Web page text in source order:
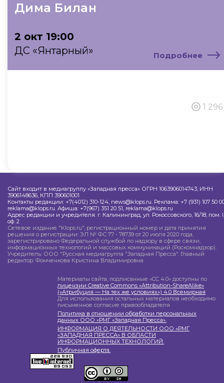
Подробнее
Дима Билан
2 окт 19:00
ДС «Янтарный»
1 296
Сайт входит в медиагруппу «Западная пресса» ОГРН 1063906014743, ИНН
3906148636, КПП 390601001
Контакты редакции: +7(4012) 310-124, news@klops.ru. Реклама: +7 (931) 107 50
reklama@klops.ru. Афиша: +7(967) 351 20 51, reklama@klops.ru
Адрес редакции и учредителя: г. Калининград, ул. Рокоссовского, 16/18, пом. I,
оф. 2
Сетевое издание "Klops.ru", регистрационный номер и дата принятия
решения о регистрации: ЭЛ № ФС 77 - 78739 от 20 июля 2020 года,
зарегистрировано Федеральной службой по надзору в сфере связи,
информационных технологий и массовых коммуникаций (Роскомнадзор).
Учредитель: ООО "Русская медиагруппа "Западная Пресса". Главный
редактор: Фомченкова Кристина Владимировна
Материалы сайта, подписанные «CC 4.0» доступны по
лицензии Creative Commons «Attribution-ShareAlike»
(«Атрибуция — На тех же условиях») 4.0 Всемирная
Для использования остальных материалов необходимо
письменное согласие правообладателя
Политика в отношении обработки персональных
данных ООО «РМГ «Западная Пресса».
ИНФОРМАЦИЯ О ДЕЯТЕЛЬНОСТИ ООО «РМГ
«ЗАПАДНАЯ ПРЕССА» В ОБЛАСТИ
ИНФОРМАЦИОННЫХ ТЕХНОЛОГИЙ.
Публичная оферта.